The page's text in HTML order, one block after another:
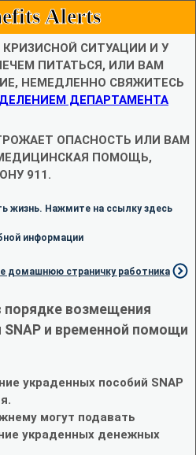
Alerts
СИТУАЦИИ И У
ПИТАТЬСЯ, ИЛИ ВАМ
НЕМЕДЛЕННО СВЯЖИТЕСЬ
ДЕПАРТАМЕНТА
ОПАСНОСТЬ ИЛИ ВАМ
ПОМОЩЬ,
911.
жизнь. Нажмите на ссылку здесь
информации
домашнюю страничку работника
возмещения
и временной помощи
украденных пособий SNAP
могут подавать
украденных денежных